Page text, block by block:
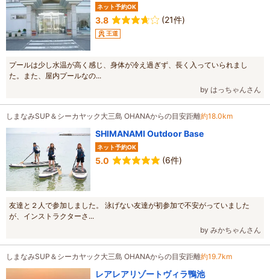
ネット予約OK
3.8 (21件)
王道
プールは少し水温が高く感じ、身体が冷え過ぎず、長く入っていられまし
た。また、屋内プールなの...
by はっちゃんさん
しまなみSUP＆シーカヤック大三島 OHANAからの目安距離約18.0km
SHIMANAMI Outdoor Base
ネット予約OK
5.0 (6件)
友達と２人で参加しました。 泳げない友達が初参加で不安がっていました
が、インストラクターさ...
by みかちゃんさん
しまなみSUP＆シーカヤック大三島 OHANAからの目安距離約19.7km
レアレアリゾートヴィラ鴨池